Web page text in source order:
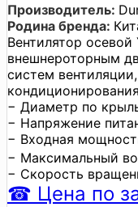
Производитель:
Родина бренда:
Вентилятор
внешнероторным
систем
− Диаметр по
− Напряжение
− Входная
− Максимальный
− Скорость
☎ Цена по